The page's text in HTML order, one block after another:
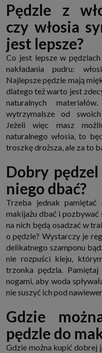
znajdziesz
pod tym linkiem.
o tym jak zmienić ustawienia
funkcjonowanie plików
urządzenia.
Twoje uprawnienia
Przysługują Ci następujące
przetwarzania przez nas,
Partnerów:
1. Jeśli udzieliłeś zgody na
chwili wycofać (cofnięcie
przetwarzania już dokonanego
2. Masz również prawo
sprostowania, usunięcia
przeniesienia danych,
oraz prawo do wniesienia
jest Prezes Urzędu Ochrony
znajdziesz dodatkowe
Pędzle z
czy włosia
jest lepsze?
Co jest lepsze w
nakładania pudru:
Najlepsze pędzle mają
dlatego też warto jest
naturalnych
wytrzymalsze od
Jeżeli więc masz
naturalnego włosia, to
troszkę droższa, ale za to
Dobry
niego dbać?
Trzeba jednak
makijażu dbać i
na nich będą osadzać w
o pędzle? Wystarczy je
delikatnego szamponu
nie rozpuści kleju,
trzonka pędzla.
nogami, aby woda
nie suszyć ich pod
Gdzie
pędzle do
Gdzie można kupić dobrej